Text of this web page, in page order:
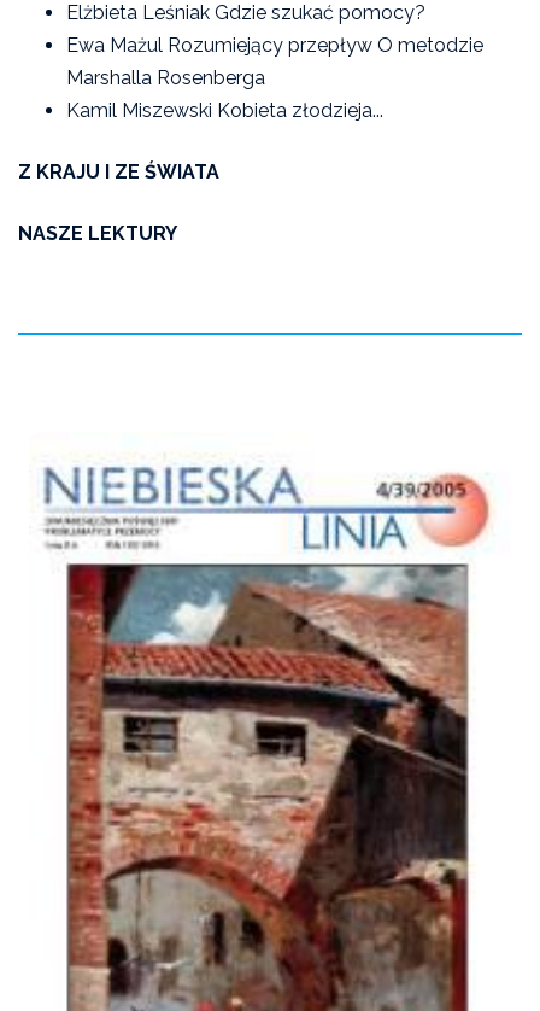
Elżbieta Leśniak Gdzie szukać pomocy?
Ewa Mażul Rozumiejący przepływ O metodzie
Marshalla Rosenberga
Kamil Miszewski Kobieta złodzieja...
Z KRAJU I ZE ŚWIATA
NASZE LEKTURY